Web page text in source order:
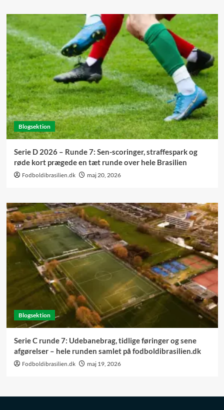
Blogsektion
Serie D 2026 – Runde 7: Sen-scoringer, straffespark og
røde kort prægede en tæt runde over hele Brasilien
Fodboldibrasilien.dk maj 20, 2026
Blogsektion
Serie C runde 7: Udebanebrag, tidlige føringer og sene
afgørelser – hele runden samlet på fodboldibrasilien.dk
Fodboldibrasilien.dk maj 19, 2026